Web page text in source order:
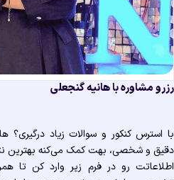
مشاوره با هانیه گنجعلی
استرس کنکور و سوالات زیاد درگیری؟
و شخصی، بهت کمک می‌کنه بهترین
رو در فرم زیر وارد کن تا